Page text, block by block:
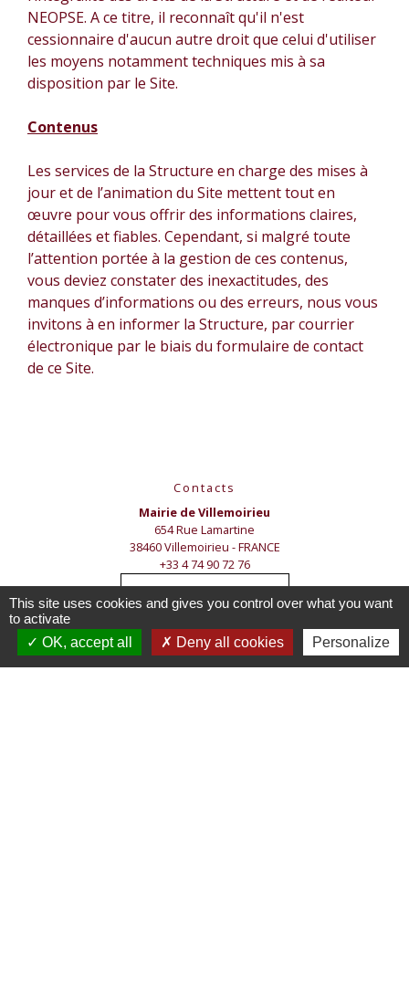
NEOPSE. A ce titre, il reconnaît qu'il n'est
cessionnaire d'aucun autre droit que celui d'utiliser
les moyens notamment techniques mis à sa
disposition par le Site.
Contenus
Les services de la Structure en charge des mises à
jour et de l’animation du Site mettent tout en
œuvre pour vous offrir des informations claires,
détaillées et fiables. Cependant, si malgré toute
l’attention portée à la gestion de ces contenus,
vous deviez constater des inexactitudes, des
manques d’informations ou des erreurs, nous vous
invitons à en informer la Structure, par courrier
électronique par le biais du formulaire de contact
de ce Site.
Contacts
Mairie de Villemoirieu
654 Rue Lamartine
38460 Villemoirieu - FRANCE
+33 4 74 90 72 76
Formulaire de contact
Votre Mairie vous accueille
This site uses cookies and gives you control over what you want
to activate
OK, accept all
Deny all cookies Personalize